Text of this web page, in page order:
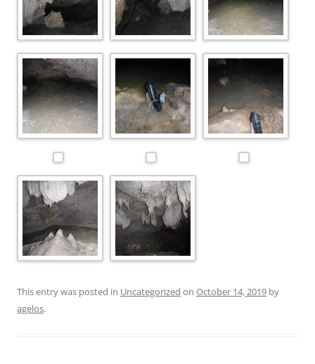
This entry was posted in Uncategorized on October 14, 2019 by
agelos.